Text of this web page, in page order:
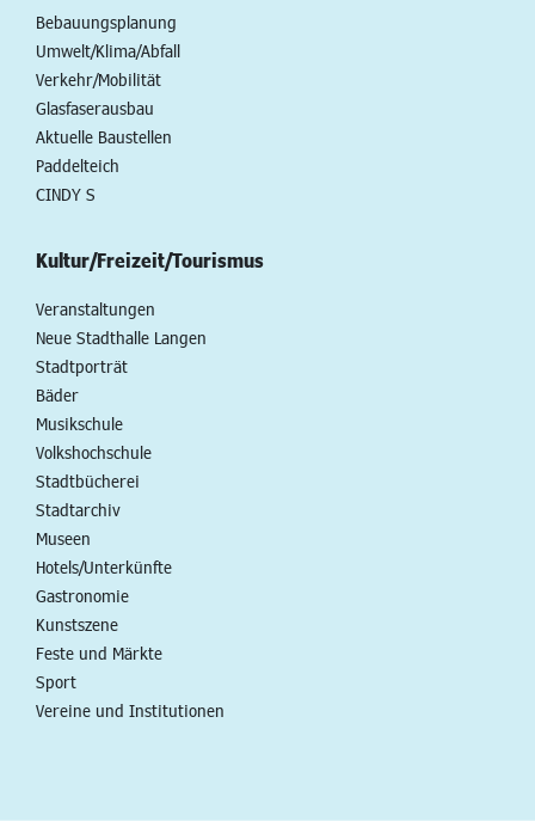
Bebauungsplanung
Umwelt/Klima/Abfall
Verkehr/Mobilität
Glasfaserausbau
Aktuelle Baustellen
Paddelteich
CINDY S
Kultur/Freizeit/Tourismus
Veranstaltungen
Neue Stadthalle Langen
Stadtporträt
Bäder
Musikschule
Volkshochschule
Stadtbücherei
Stadtarchiv
Museen
Hotels/Unterkünfte
Gastronomie
Kunstszene
Feste und Märkte
Sport
Vereine und Institutionen